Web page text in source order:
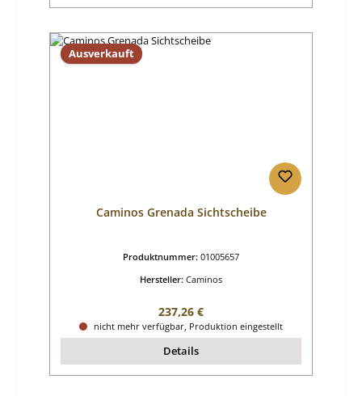
Ausverkauft
Caminos Grenada Sichtscheibe
Produktnummer: 01005657
Hersteller: Caminos
Regulärer Preis:
237,26 €
nicht mehr verfügbar, Produktion eingestellt
Details